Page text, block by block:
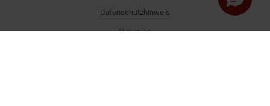
Datenschutzhinweis
Hinweise